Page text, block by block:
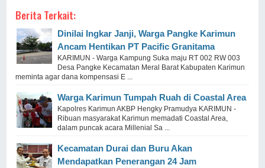
Berita Terkait:
Dinilai Ingkar Janji, Warga Pangke Karimun
Ancam Hentikan PT Pacific Granitama
KARIMUN - Warga Kampung Suka maju RT 002 RW 003
Desa Pangke Kecamatan Meral Barat Kabupaten Karimun
meminta agar dana kompensasi E ...
Warga Karimun Tumpah Ruah di Coastal Area
Kapolres Karimun AKBP Hengky Pramudya KARIMUN -
Ribuan masyarakat Karimun memadati Coastal Area,
dalam puncak acara Millenial Sa ...
Kecamatan Durai dan Buru Akan
Mendapatkan Penerangan 24 Jam